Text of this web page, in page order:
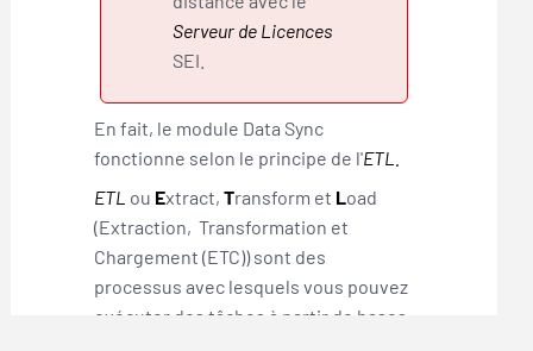
Serveur de Licences
SEI
En fait, le module Data Sync
fonctionne selon le principe de l'ETL.
ETL ou Extract, Transform et Load
(Extraction, Transformation et
Chargement (ETC)) sont des
processus avec lesquels vous pouvez
exécuter des tâches à partir de bases